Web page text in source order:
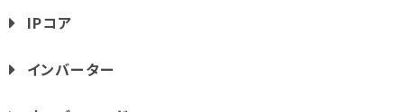
IPコア
インバーター